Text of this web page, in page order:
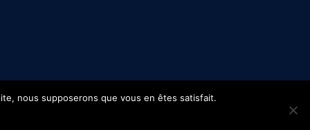
nous supposerons que vous en êtes satisfait.